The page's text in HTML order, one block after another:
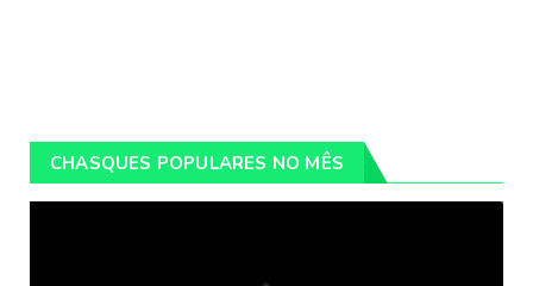
CHASQUES POPULARES NO MÊS